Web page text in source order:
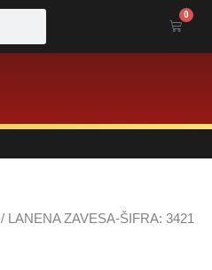
0
Cart
/ LANENA ZAVESA-ŠIFRA: 3421